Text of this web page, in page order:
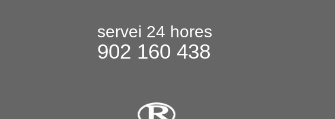
servei 24 hores
902 160 438